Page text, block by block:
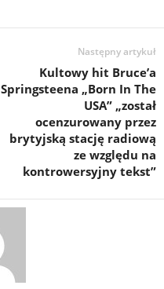
Następny artykuł
Kultowy hit Bruce’a
Springsteena „Born In The
USA” „został
ocenzurowany przez
brytyjską stację radiową
ze względu na
kontrowersyjny tekst”